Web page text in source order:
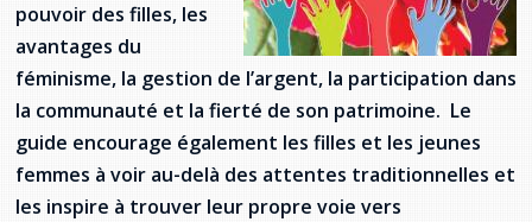
Brian Kizner
Marc-Alexandre Mestres
Stacy Smith
Nancy Dillon
pouvoir des filles, les
avantages du
féminisme, la gestion de l’argent, la participation dans
la communauté et la fierté de son patrimoine. Le
guide encourage également les filles et les jeunes
femmes à voir au-delà des attentes traditionnelles et
les inspire à trouver leur propre voie vers